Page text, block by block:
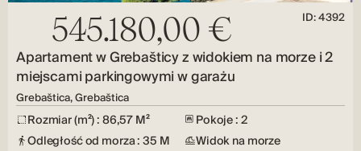
545.180,00 € ID: 4392
Apartament w Grebašticy z widokiem na morze i 2
miejscami parkingowymi w garażu
Grebaštica, Grebaštica
Rozmiar (m²) : 86,57 M²
Pokoje : 2
Odległość od morza : 35 M
Widok na morze